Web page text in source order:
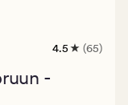
65
4.5 (65)
-